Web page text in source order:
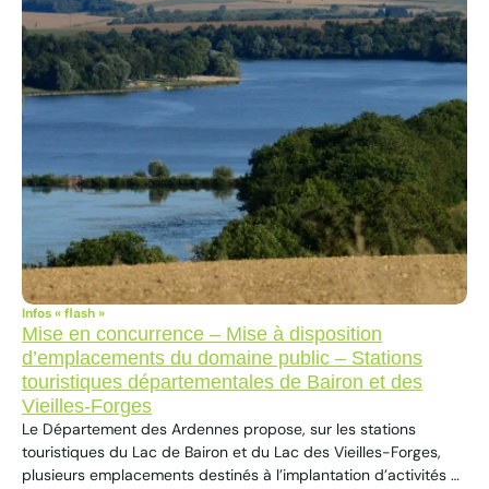
Mise en concurrence – Mise à disposition
d’emplacements du domaine public – Stations
touristiques départementales de Bairon et des
Vieilles-Forges
Infos « flash »
Le Département des Ardennes propose, sur les stations
touristiques du Lac de Bairon et du Lac des Vieilles-Forges,
plusieurs emplacements destinés à l’implantation d’activités à